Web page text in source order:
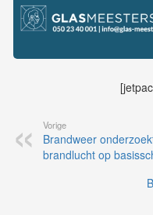
Vorige
Brandweer
brandlucht op